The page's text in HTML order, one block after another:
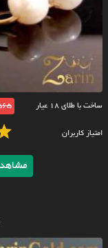
ساخت با طلای ۱۸ عیار
امتیاز کاربران